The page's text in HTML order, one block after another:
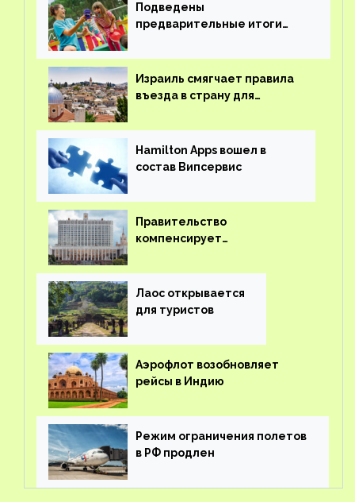
Подведены
предварительные итоги
Израиль смягчает правила
въезда в страну для
Hamilton Apps вошел в
состав Випсервис
Правительство
компенсирует
вывоз россиян из-за рубежа
Лаос открывается
для туристов
Аэрофлот возобновляет
рейсы в Индию
Режим ограничения полетов
в РФ продлен